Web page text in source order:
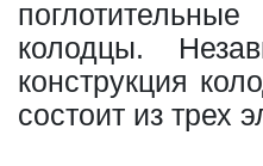
колодцы.
конструкция
состоит из трех